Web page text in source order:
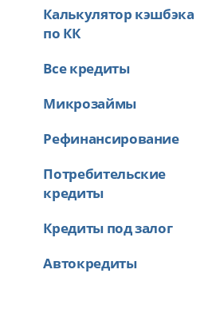
Калькулятор кэшбэка
по КК
Все кредиты
Микрозаймы
Рефинансирование
Потребительские
кредиты
Кредиты под залог
Автокредиты